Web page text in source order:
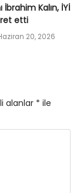
İbrahim Kalın, İYİ
etti
20, 2026
alanlar * ile